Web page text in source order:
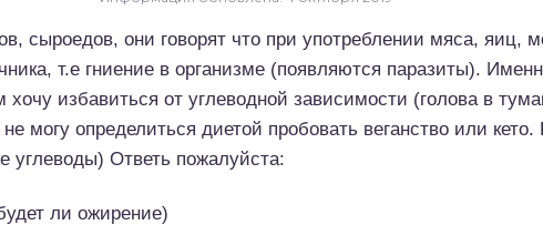
сыроедов, они говорят что при употреблении мяса, яиц,
т.е гниение в организме (появляются паразиты).
избавиться от углеводной зависимости (голова в
могу определиться диетой пробовать веганство или
углеводы) Ответь пожалуйста:
ли ожирение)